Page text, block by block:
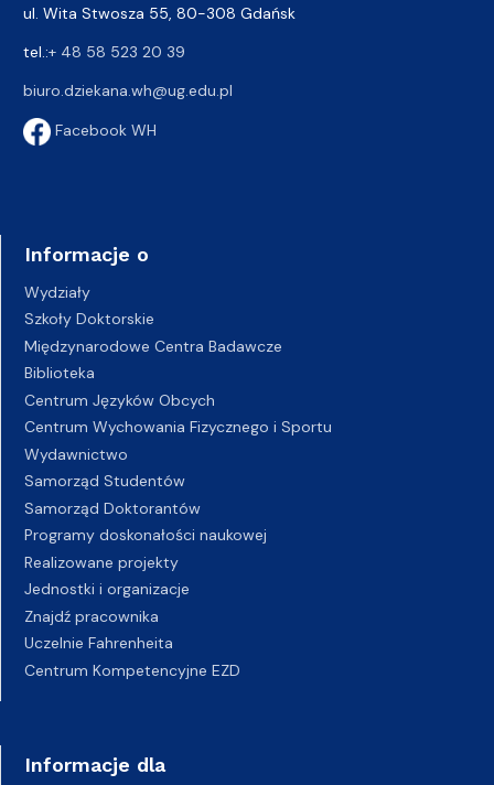
ul. Wita Stwosza 55, 80-308 Gdańsk
tel.:+ 48 58 523 20 39
biuro.dziekana.wh@ug.edu.pl
Facebook WH
Informacje o
Wydziały
Szkoły Doktorskie
Międzynarodowe Centra Badawcze
Biblioteka
Centrum Języków Obcych
Centrum Wychowania Fizycznego i Sportu
Wydawnictwo
Samorząd Studentów
Samorząd Doktorantów
Programy doskonałości naukowej
Realizowane projekty
Jednostki i organizacje
Znajdź pracownika
Uczelnie Fahrenheita
Centrum Kompetencyjne EZD
Informacje dla